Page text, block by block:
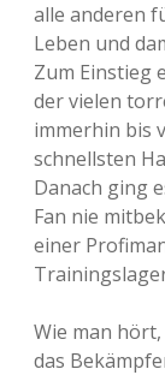
alle anderen
Leben und
Zum Einstieg
der vielen
immerhin bis
schnellsten
Danach ging
Fan nie
einer
Wie man
das